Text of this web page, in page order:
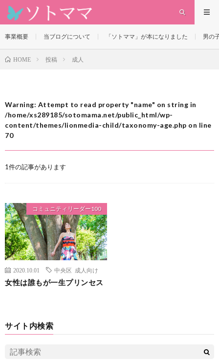
事業概要 当ブログについて 「ソトママ」が本になりました 男の
HOME 投稿 成人
Warning: Attempt to read property "name" on string in
/home/xs289185/sotomama.net/public_html/wp-
content/themes/lionmedia-child/taxonomy-age.php on line
70
1件の記事があります
コミュニティリーダー100
2020.10.01 中央区 成人向け
女性は誰もが一生プリンセス
サイト内検索